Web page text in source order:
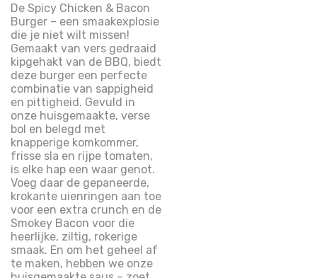
De Spicy Chicken & Bacon
Burger – een smaakexplosie
die je niet wilt missen!
Gemaakt van vers gedraaid
kipgehakt van de BBQ, biedt
deze burger een perfecte
combinatie van sappigheid
en pittigheid. Gevuld in
onze huisgemaakte, verse
bol en belegd met
knapperige komkommer,
frisse sla en rijpe tomaten,
is elke hap een waar genot.
Voeg daar de gepaneerde,
krokante uienringen aan toe
voor een extra crunch en de
Smokey Bacon voor die
heerlijke, ziltig, rokerige
smaak. En om het geheel af
te maken, hebben we onze